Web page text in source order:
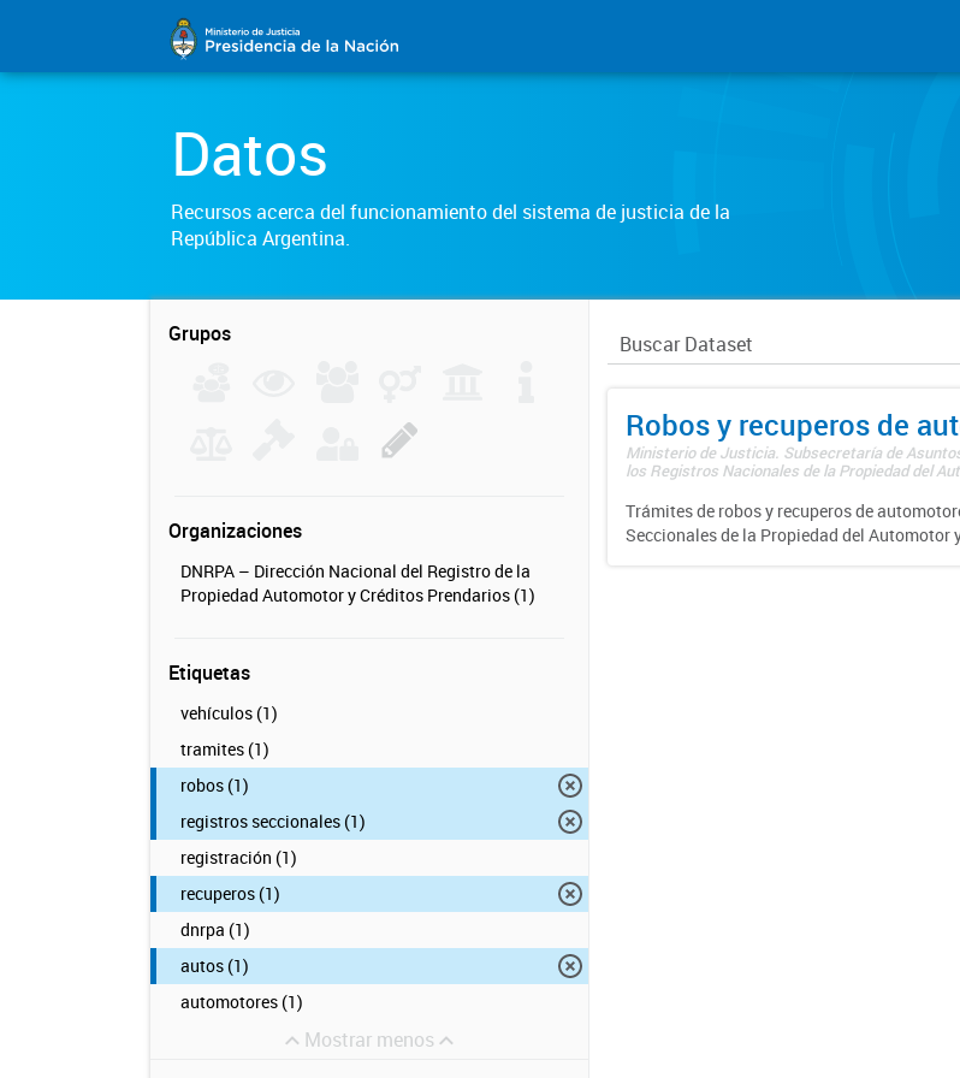
Datos
Recursos acerca del funcionamiento del sistema de justicia de la
República Argentina.
Grupos
Organizaciones
DNRPA – Dirección Nacional del Registro de la
Propiedad Automotor y Créditos Prendarios (1)
Etiquetas
vehículos (1)
tramites (1)
robos (1)
registros seccionales (1)
registración (1)
recuperos (1)
dnrpa (1)
autos (1)
automotores (1)
Mostrar menos
Robos y recuperos de
Ministerio de Justicia. Subsecretaría de
los Registros Nacionales de la Propiedad del
Trámites de robos y recuperos de
Seccionales de la Propiedad del Automotor